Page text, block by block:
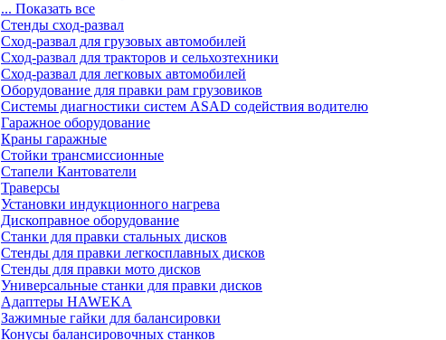
... Показать все
Стенды сход-развал
Сход-развал для грузовых автомобилей
Сход-развал для тракторов и сельхозтехники
Сход-развал для легковых автомобилей
Оборудование для правки рам грузовиков
Системы диагностики систем ASAD содействия водителю
Гаражное оборудование
Краны гаражные
Стойки трансмиссионные
Стапели Кантователи
Траверсы
Установки индукционного нагрева
Дископравное оборудование
Станки для правки стальных дисков
Стенды для правки легкосплавных дисков
Стенды для правки мото дисков
Универсальные станки для правки дисков
Адаптеры HAWEKA
Зажимные гайки для балансировки
Конусы балансировочных станков